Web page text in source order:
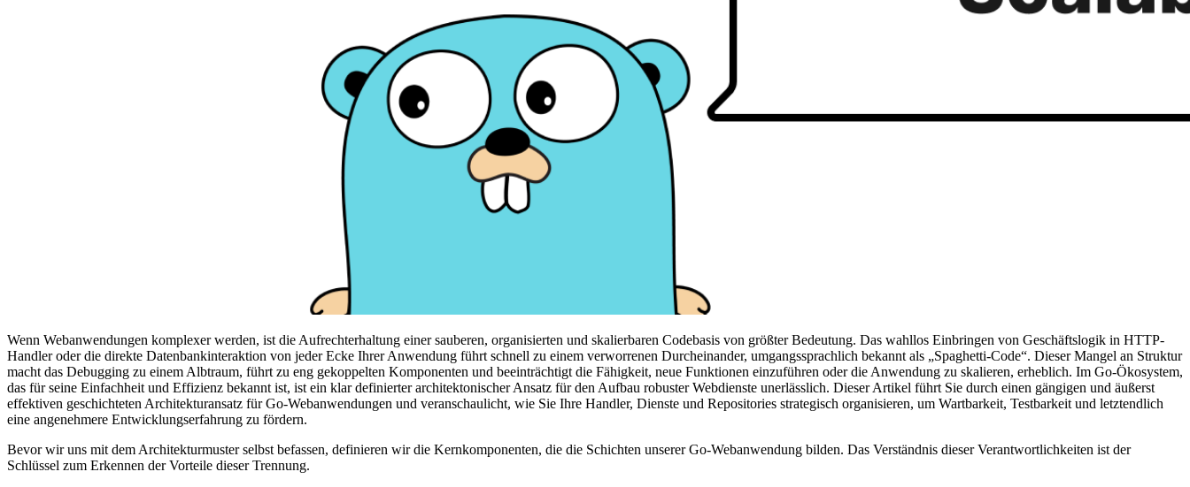
Wenn Webanwendungen komplexer werden, ist die Aufrechterhaltung einer sauberen, organisierten und skalierbaren Codebasis von größter Bedeutung. Das wahllos Einbringen von Geschäftslogik in HTTP-
Handler oder die direkte Datenbankinteraktion von jeder Ecke Ihrer Anwendung führt schnell zu einem verworrenen Durcheinander, umgangssprachlich bekannt als „Spaghetti-Code“. Dieser Mangel an Struktur
macht das Debugging zu einem Albtraum, führt zu eng gekoppelten Komponenten und beeinträchtigt die Fähigkeit, neue Funktionen einzuführen oder die Anwendung zu skalieren, erheblich. Im Go-Ökosystem,
das für seine Einfachheit und Effizienz bekannt ist, ist ein klar definierter architektonischer Ansatz für den Aufbau robuster Webdienste unerlässlich. Dieser Artikel führt Sie durch einen gängigen und äußerst
effektiven geschichteten Architekturansatz für Go-Webanwendungen und veranschaulicht, wie Sie Ihre Handler, Dienste und Repositories strategisch organisieren, um Wartbarkeit, Testbarkeit und letztendlich
eine angenehmere Entwicklungserfahrung zu fördern.
Bevor wir uns mit dem Architekturmuster selbst befassen, definieren wir die Kernkomponenten, die die Schichten unserer Go-Webanwendung bilden. Das Verständnis dieser Verantwortlichkeiten ist der
Schlüssel zum Erkennen der Vorteile dieser Trennung.